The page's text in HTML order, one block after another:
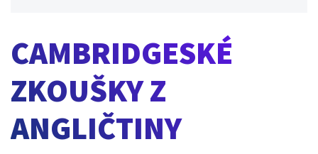
CAMBRIDGESKÉ
ZKOUŠKY Z
ANGLIČTINY